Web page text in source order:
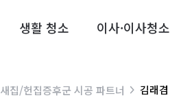
생활 청소 이사·이사청소
새집/헌집증후군 시공 파트너 김래겸